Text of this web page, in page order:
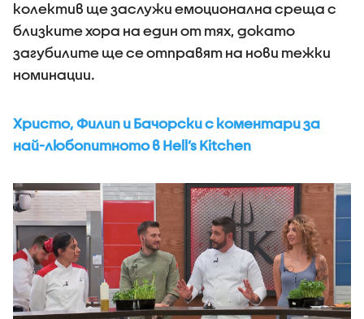
колектив ще заслужи емоционална среща с
близките хора на един от тях, докато
загубилите ще се отправят на нови тежки
номинации.
Христо, Филип и Бачорски с коментари за
най-любопитното в Hell’s Kitchen